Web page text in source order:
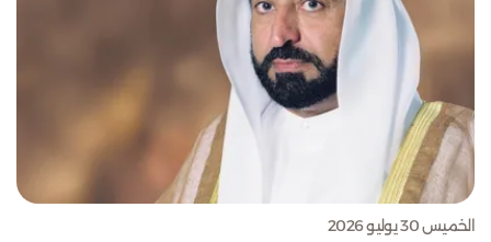
الخميس 30 يوليو 2026